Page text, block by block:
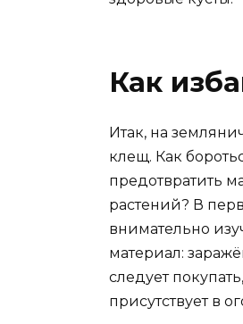
Как
Итак, на
клещ. Как
предотвратить
растений? В
внимательно
материал:
следует
присутствует в